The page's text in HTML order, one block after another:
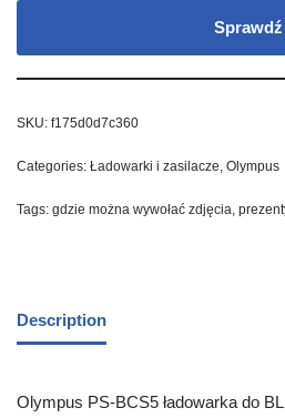
Sprawdź
SKU: f175d0d7c360
Categories: Ładowarki i zasilacze, Olympus
Tags: gdzie można wywołać zdjęcia,
Description
Olympus PS-BCS5 ładowarka do